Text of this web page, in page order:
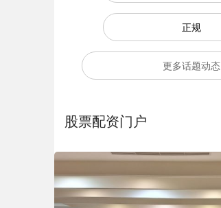
正规
更多话题动态
股票配资门户